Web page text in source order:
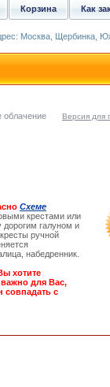
облачение
Версия для
Схеме
крестами или
галуном и
ручной
набедренник.
хотите
важно для Вас,
совпадать с
Как
Корзина
Москва, Щербинка,